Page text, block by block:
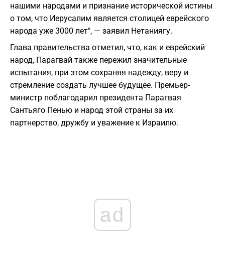
нашими народами и признание исторической истины
о том, что Иерусалим является столицей еврейского
народа уже 3000 лет", — заявил Нетаниягу.
Глава правительства отметил, что, как и еврейский
народ, Парагвай также пережил значительные
испытания, при этом сохраняя надежду, веру и
стремление создать лучшее будущее. Премьер-
министр поблагодарил президента Парагвая
Сантьяго Пенью и народ этой страны за их
партнерство, дружбу и уважение к Израилю.
ad